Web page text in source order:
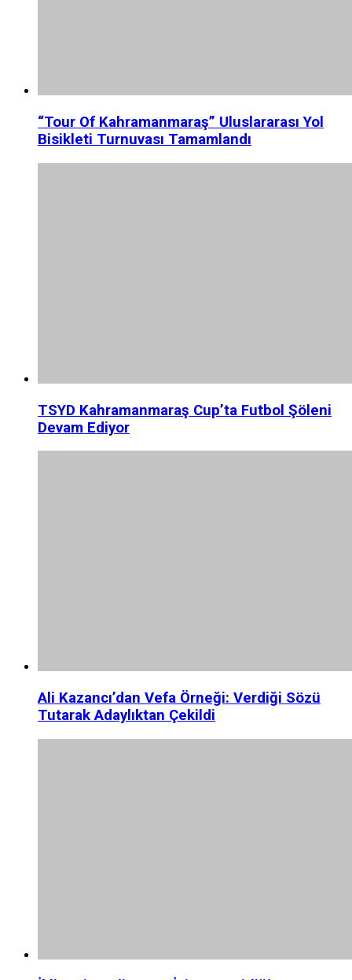
“Tour Of Kahramanmaraş” Uluslararası Yol
Bisikleti Turnuvası Tamamlandı
TSYD Kahramanmaraş Cup’ta Futbol Şöleni
Devam Ediyor
Ali Kazancı’dan Vefa Örneği: Verdiği Sözü
Tutarak Adaylıktan Çekildi